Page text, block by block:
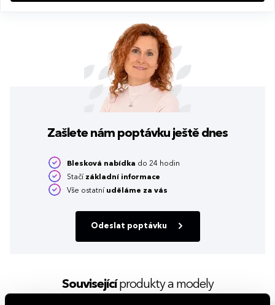
Zašlete nám poptávku ještě dnes
Blesková nabídka do 24 hodin
Stačí základní informace
Vše ostatní uděláme za vás
Odeslat poptávku
Souvisejícíprodukty a modely